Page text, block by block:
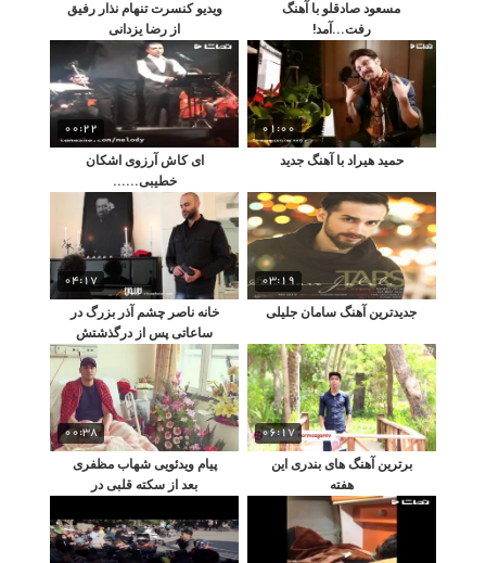
مسعود صادقلو با آهنگ
رفت...آمد!
ویدیو کنسرت تنهام نذار رفیق
از رضا یزدانی
01:00
حمید هیراد با آهنگ جدید
00:22
ای کاش آرزوی اشکان
خطیبی......
03:19
جدیدترین آهنگ سامان جلیلی
04:17
خانه ناصر چشم آذر بزرگ در
ساعاتی پس از درگذشتش
06:17
برترین آهنگ های بندری این
هفته
00:38
پیام ویدئویی شهاب مظفری
بعد از سکته قلبی در